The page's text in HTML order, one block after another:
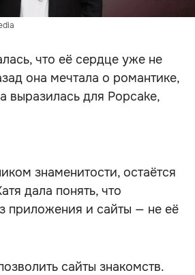
что её сердце уже не
она мечтала о романтике,
выразилась для Popcake,
знаменитости, остаётся
дала понять, что
приложения и сайты — не её
сайты знакомств.